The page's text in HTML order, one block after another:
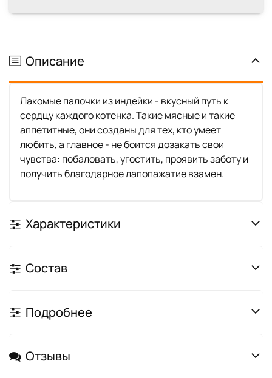
Описание
Лакомые палочки из индейки - вкусный путь к
сердцу каждого котенка. Такие мясные и такие
аппетитные, они созданы для тех, кто умеет
любить, а главное - не боится дозакать свои
чувства: побаловать, угостить, проявить заботу и
получить благодарное лапопажатие взамен.
Характеристики
Состав
Подробнее
Отзывы